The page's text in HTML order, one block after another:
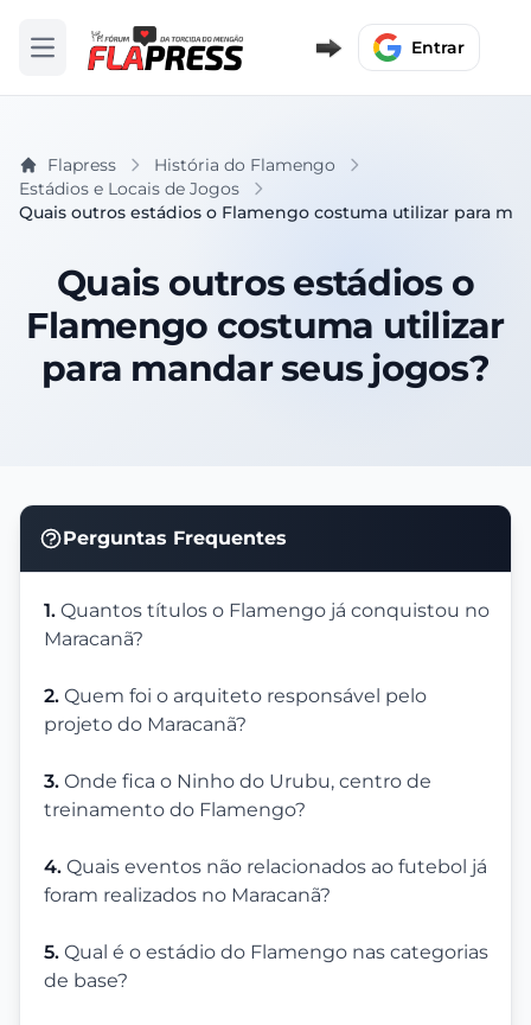
Abrir menu Entrar
Flapress
História do Flamengo
Estádios e Locais de Jogos
Quais outros estádios o Flamengo costuma utilizar para
Quais outros estádios o
Flamengo costuma utilizar
para mandar seus jogos?
Perguntas Frequentes
1. Quantos títulos o Flamengo já conquistou no
Maracanã?
2. Quem foi o arquiteto responsável pelo
projeto do Maracanã?
3. Onde fica o Ninho do Urubu, centro de
treinamento do Flamengo?
4. Quais eventos não relacionados ao futebol já
foram realizados no Maracanã?
5. Qual é o estádio do Flamengo nas categorias
de base?